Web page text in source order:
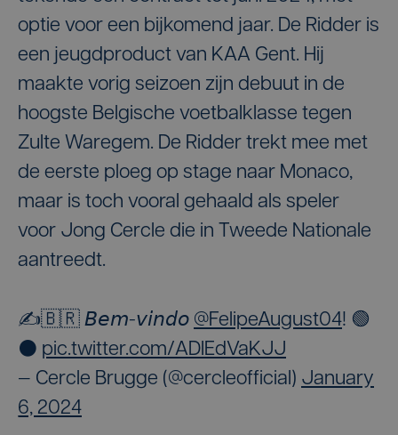
optie voor een bijkomend jaar. De Ridder is
een jeugdproduct van KAA Gent. Hij
maakte vorig seizoen zijn debuut in de
hoogste Belgische voetbalklasse tegen
Zulte Waregem. De Ridder trekt mee met
de eerste ploeg op stage naar Monaco,
maar is toch vooral gehaald als speler
voor Jong Cercle die in Tweede Nationale
aantreedt.
✍️🇧🇷 𝘉𝘦𝘮-𝘷𝘪𝘯𝘥𝘰 @FelipeAugust04! 🟢
⚫️ pic.twitter.com/ADIEdVaKJJ
— Cercle Brugge (@cercleofficial) January
6, 2024